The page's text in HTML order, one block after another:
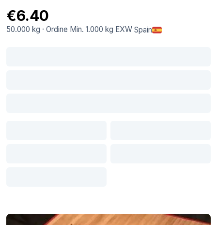
€6.40
50.000 kg ·Ordine Min. 1.000 kg EXW Spain